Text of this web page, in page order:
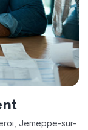
Jemeppe-sur-